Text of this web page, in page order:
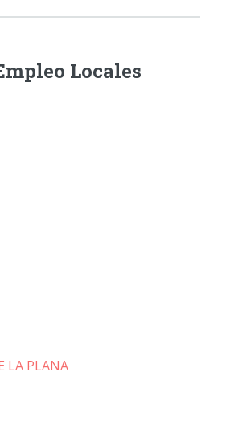
Locales
LA PLANA